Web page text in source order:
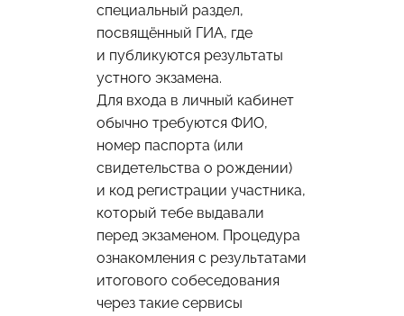
специальный раздел,
посвящённый ГИА, где
и публикуются результаты
устного экзамена.
Для входа в личный кабинет
обычно требуются ФИО,
номер паспорта (или
свидетельства о рождении)
и код регистрации участника,
который тебе выдавали
перед экзаменом. Процедура
ознакомления с результатами
итогового собеседования
через такие сервисы